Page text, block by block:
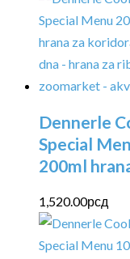
Dennerle
Special
200ml
1,520.00рсд